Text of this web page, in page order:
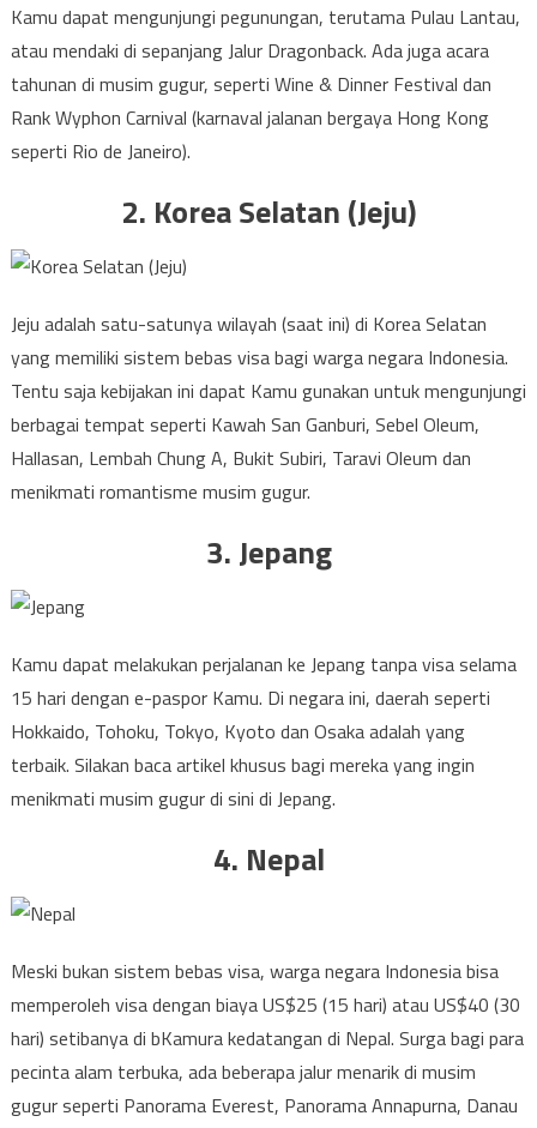
Kamu dapat mengunjungi pegunungan, terutama Pulau Lantau,
atau mendaki di sepanjang Jalur Dragonback. Ada juga acara
tahunan di musim gugur, seperti Wine & Dinner Festival dan
Rank Wyphon Carnival (karnaval jalanan bergaya Hong Kong
seperti Rio de Janeiro).
2. Korea Selatan (Jeju)
Jeju adalah satu-satunya wilayah (saat ini) di Korea Selatan
yang memiliki sistem bebas visa bagi warga negara Indonesia.
Tentu saja kebijakan ini dapat Kamu gunakan untuk mengunjungi
berbagai tempat seperti Kawah San Ganburi, Sebel Oleum,
Hallasan, Lembah Chung A, Bukit Subiri, Taravi Oleum dan
menikmati romantisme musim gugur.
3. Jepang
Kamu dapat melakukan perjalanan ke Jepang tanpa visa selama
15 hari dengan e-paspor Kamu. Di negara ini, daerah seperti
Hokkaido, Tohoku, Tokyo, Kyoto dan Osaka adalah yang
terbaik. Silakan baca artikel khusus bagi mereka yang ingin
menikmati musim gugur di sini di Jepang.
4. Nepal
Meski bukan sistem bebas visa, warga negara Indonesia bisa
memperoleh visa dengan biaya US$25 (15 hari) atau US$40 (30
hari) setibanya di bKamura kedatangan di Nepal. Surga bagi para
pecinta alam terbuka, ada beberapa jalur menarik di musim
gugur seperti Panorama Everest, Panorama Annapurna, Danau